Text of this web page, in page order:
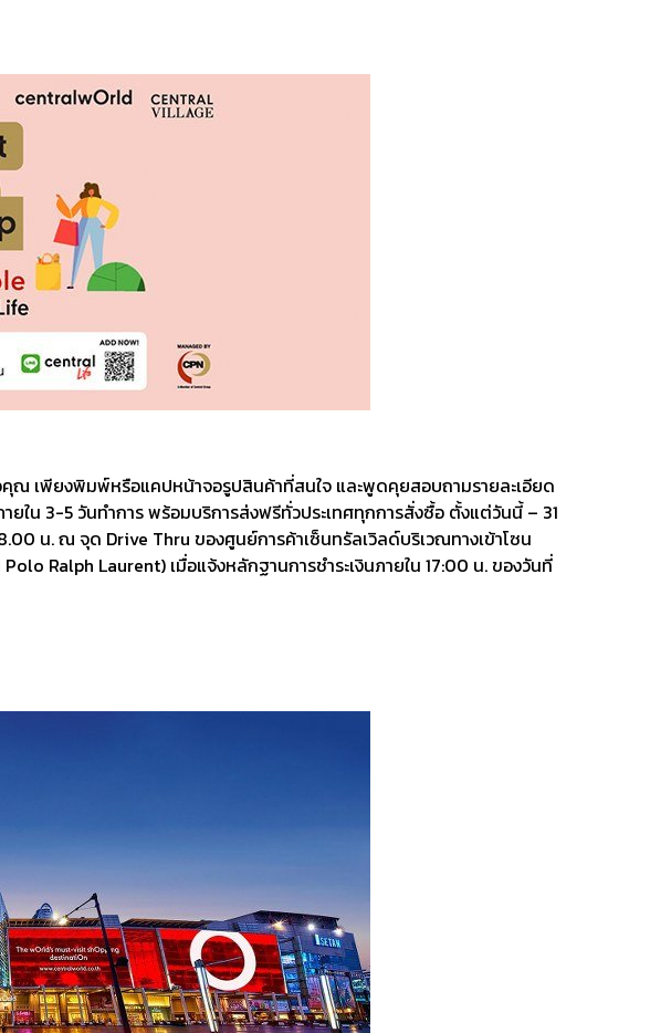
ณ เพียงพิมพ์หรือแคปหน้าจอรูปสินค้าที่สนใจ และพูดคุยสอบถามรายละเอียด
ยใน 3-5 วันทำการ พร้อมบริการส่งฟรีทั่วประเทศทุกการสั่งซื้อ ตั้งแต่วันนี้ – 31
น. ณ จุด Drive Thru ของศูนย์การค้าเซ็นทรัลเวิลด์บริเวณทางเข้าโซน
Ralph Laurent) เมื่อแจ้งหลักฐานการชำระเงินภายใน 17:00 น. ของวันที่